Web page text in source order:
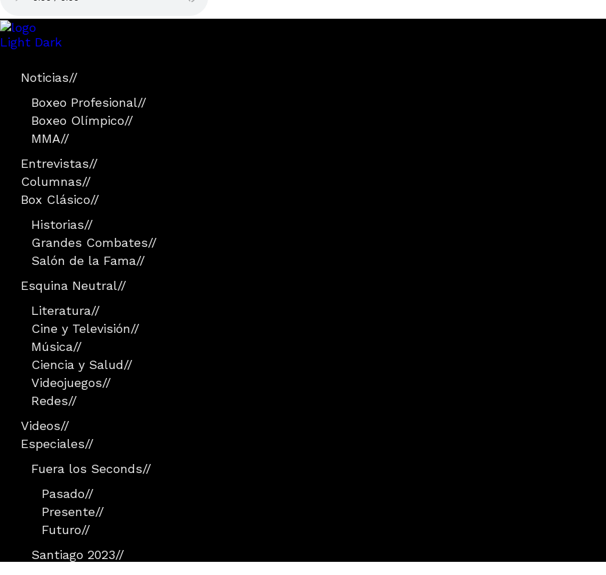
Light Dark
Noticias//
Boxeo Profesional//
Boxeo Olímpico//
MMA//
Entrevistas//
Columnas//
Box Clásico//
Historias//
Grandes Combates//
Salón de la Fama//
Esquina Neutral//
Literatura//
Cine y Televisión//
Música//
Ciencia y Salud//
Videojuegos//
Redes//
Videos//
Especiales//
Fuera los Seconds//
Pasado//
Presente//
Futuro//
Santiago 2023//